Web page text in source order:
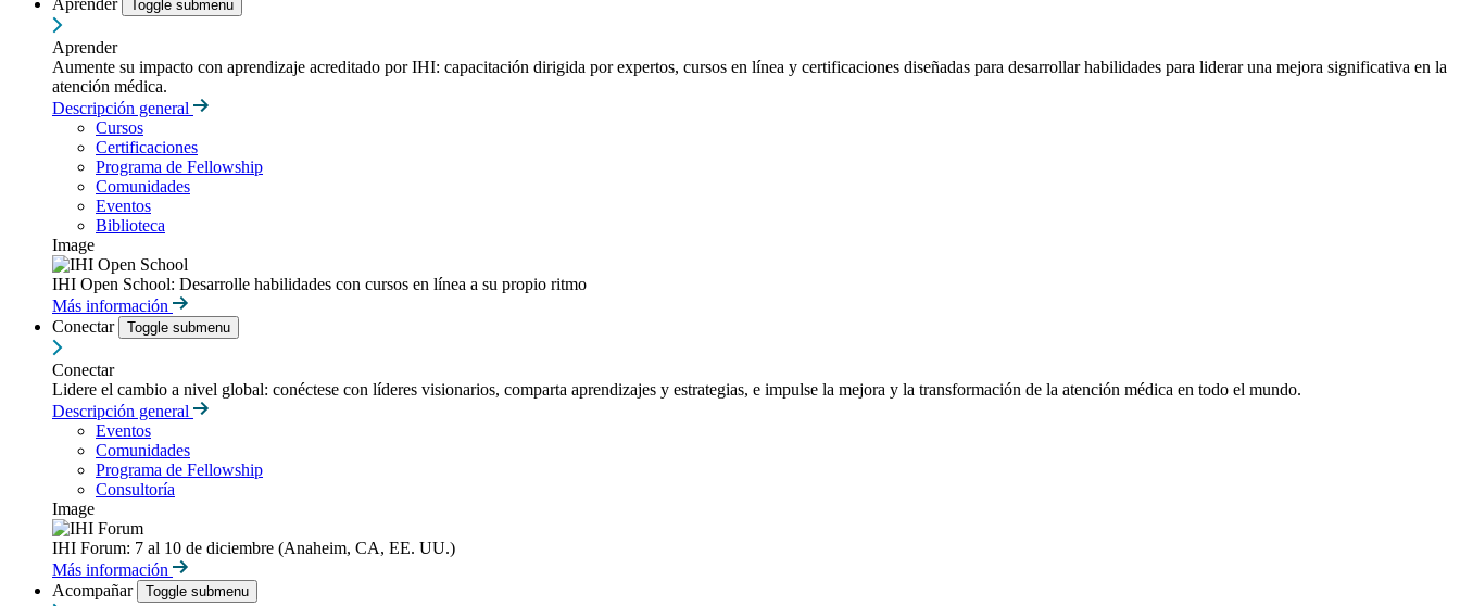
Aprender Toggle submenu
Aprender
Aumente su impacto con aprendizaje acreditado por IHI: capacitación dirigida por expertos, cursos en línea y certificaciones diseñadas para desarrollar habilidades para liderar una mejora significativa en la
atención médica.
Descripción general
Cursos
Certificaciones
Programa de Fellowship
Comunidades
Eventos
Biblioteca
Image
IHI Open School: Desarrolle habilidades con cursos en línea a su propio ritmo
Más información
Conectar
Toggle submenu
Conectar
Lidere el cambio a nivel global: conéctese con líderes visionarios, comparta aprendizajes y estrategias, e impulse la mejora y la transformación de la atención médica en todo el mundo.
Descripción general
Eventos
Comunidades
Programa de Fellowship
Consultoría
Image
IHI Forum: 7 al 10 de diciembre (Anaheim, CA, EE. UU.)
Más información
Acompañar
Toggle submenu